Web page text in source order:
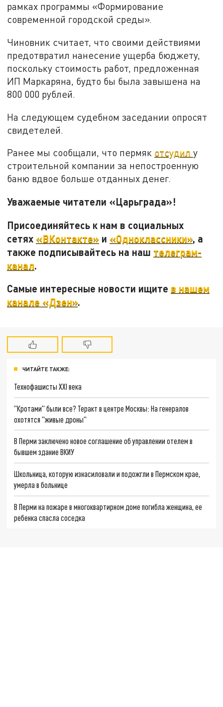
рамках программы «Формирование
современной городской среды».
Чиновник считает, что своими действиями
предотвратил нанесение ущерба бюджету,
поскольку стоимость работ, предложенная
ИП Маркаряна, будто бы была завышена на
800 000 рублей.
На следующем судебном заседании опросят
свидетелей.
Ранее мы сообщали, что пермяк отсудилу
строительной компании за непостроенную
баню вдвое больше отданных денег.
Уважаемые читатели «Царьграда»!
Присоединяйтесь к нам в социальных
сетях «ВКонтакте» и «Одноклассники», а
также подписывайтесь на наш телеграм-
канал.
Самые интересные новости ищите в нашем
канале «Дзен».
ЧИТАЙТЕ ТАКЖЕ:
Технофашисты XXI века
"Кротами" были все? Теракт в центре Москвы: На генералов
охотятся "живые дроны"
В Перми заключено новое соглашение об управлении отелем в
бывшем здание ВКИУ
Школьница, которую изнасиловали и подожгли в Пермском крае,
умерла в больнице
В Перми на пожаре в многоквартирном доме погибла женщина, ее
ребенка спасла соседка